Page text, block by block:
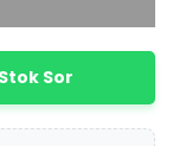
Sor